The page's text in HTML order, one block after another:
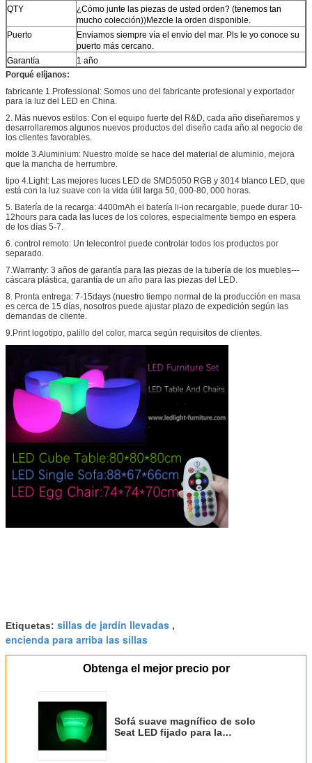
QTY
¿Cómo junte las piezas de usted orden? (tenemos tan
mucho colección))Mezcle la orden disponible.
Puerto
Enviamos siempre vía el envío del mar. Pls le yo conoce su
puerto más cercano.
Garantía
1 año
Porqué elíjanos:
fabricante 1.Professional: Somos uno del fabricante profesional y exportador
para la luz del LED en China.
2. Más nuevos estilos: Con el equipo fuerte del R&D, cada año diseñaremos y
desarrollaremos algunos nuevos productos del diseño cada año al negocio de
los clientes favorables.
molde 3.Aluminium: Nuestro molde se hace del material de aluminio, mejora
que la mancha de herrumbre.
tipo 4.Light: Las mejores luces LED de SMD5050 RGB y 3014 blanco LED, que
está con la luz suave con la vida útil larga 50, 000-80, 000 horas.
5. Batería de la recarga: 4400mAh el batería li-ion recargable, puede durar 10-
12hours para cada las luces de los colores, especialmente tiempo en espera
de los días 5-7.
6. control remoto: Un telecontrol puede controlar todos los productos por
separado.
7.Warranty: 3 años de garantía para las piezas de la tubería de los muebles---
cáscara plástica, garantía de un año para las piezas del LED.
8. Pronta entrega: 7-15days (nuestro tiempo normal de la producción en masa
es cerca de 15 días, nosotros puede ajustar plazo de expedición según las
demandas de cliente.
9.Print logotipo, palillo del color, marca según requisitos de clientes.
Etiquetas: sillas de jardín llevadas ,
encienda para arriba las sillas
Obtenga el mejor precio por
Sofá suave magnífico de solo
Seat LED fijado para la